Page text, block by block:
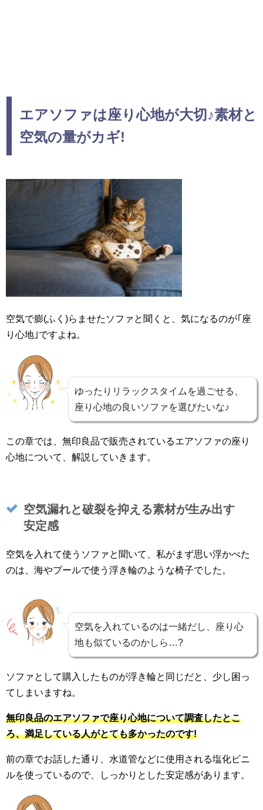
エアソファは座り心地が大切♪素材と
空気の量がカギ!
空気で膨(ふく)らませたソファと聞くと、気になるのが｢座
り心地｣ですよね。
ゆったりリラックスタイムを過ごせる、
座り心地の良いソファを選びたいな♪
この章では、無印良品で販売されているエアソファの座り
心地について、解説していきます。
空気漏れと破裂を抑える素材が生み出す
安定感
空気を入れて使うソファと聞いて、私がまず思い浮かべた
のは、海やプールで使う浮き輪のような椅子でした。
空気を入れているのは一緒だし、座り心
地も似ているのかしら…?
ソファとして購入したものが浮き輪と同じだと、少し困っ
てしまいますね。
無印良品のエアソファで座り心地について調査したとこ
ろ、満足している人がとても多かったのです!
前の章でお話した通り、水道管などに使用される塩化ビニ
ルを使っているので、しっかりとした安定感があります。